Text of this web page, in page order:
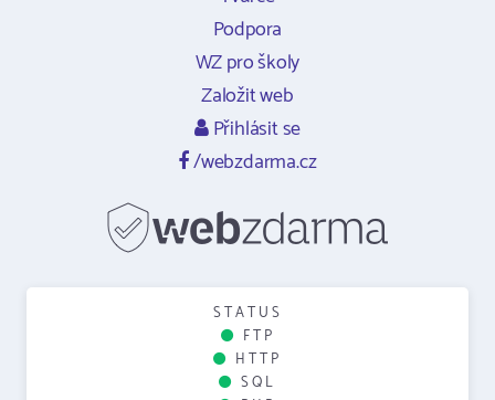
Podpora
WZ pro školy
Založit web
Přihlásit se
/webzdarma.cz
STATUS
FTP
HTTP
SQL